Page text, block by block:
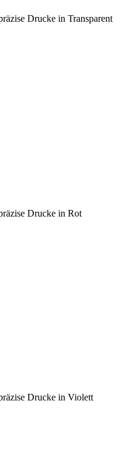
Drucke in Transparent
Drucke in Rot
Drucke in Violett